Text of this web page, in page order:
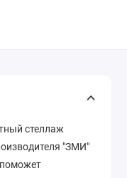
стеллаж
"ЗМИ"